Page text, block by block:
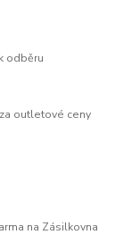
odběru
outletové ceny
na Zásilkovna